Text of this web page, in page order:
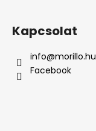
Kapcsolat
info@morillo.hu
Facebook